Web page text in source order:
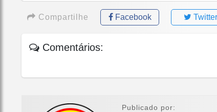
Compartilhe Facebook Twitter
Comentários:
Publicado por: